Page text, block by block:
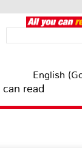
English
read